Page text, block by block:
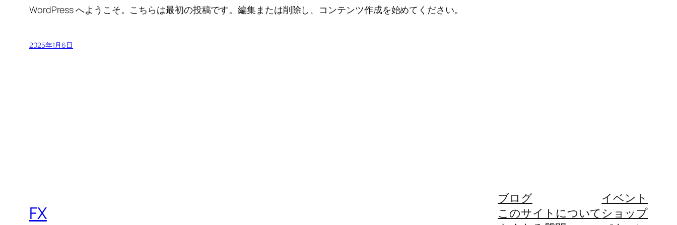
WordPress へようこそ。こちらは最初の投稿です。編集または削除し、コンテンツ作成を始めてください。
2025年1月6日
FX
ブログ
このサイトについて
イベント
ショップ